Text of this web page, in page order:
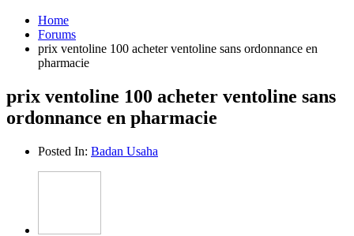
Home
Forums
prix ventoline 100 acheter ventoline sans ordonnance en
pharmacie
prix ventoline 100 acheter ventoline sans
ordonnance en pharmacie
Posted In: Badan Usaha